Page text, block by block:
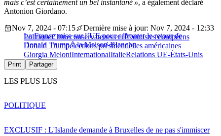
mais c’est certainement un bel instantané », a également déclaré
Antonion Giordano.
La France mise sur l’UE pour affronter le retour de
Donald Trump à la Maison-Blanche
Nov 7, 2024 - 07:15
Dernière mise à jour: Nov 7, 2024 - 12:33
PolitiqueChineconservateurs et réformistes européens
Donald Trumpélections présidentielles américaines
Giorgia MeloniInternationalItalieRelations UE-États-Unis
Print Partager
LES PLUS LUS
EXCLUSIF : L'Islande demande à Bruxelles de ne pas s'immiscer
POLITIQUE